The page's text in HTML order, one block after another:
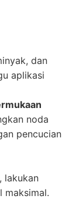
dan
aplikasi
noda
pencucian
lakukan
maksimal.